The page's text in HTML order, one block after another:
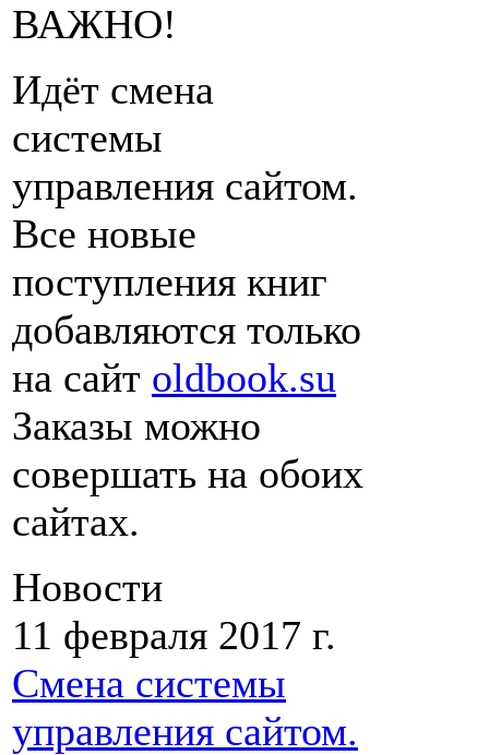
ВАЖНО!
Идёт смена
системы
управления сайтом.
Все новые
поступления книг
добавляются только
на сайт oldbook.su
Заказы можно
совершать на обоих
сайтах.
Новости
11 февраля 2017 г.
Смена системы
управления сайтом.